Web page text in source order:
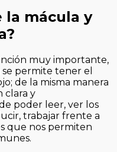
la mácula y
muy importante,
permite tener el
de la misma manera
clara y
poder leer, ver los
trabajar frente a
que nos permiten